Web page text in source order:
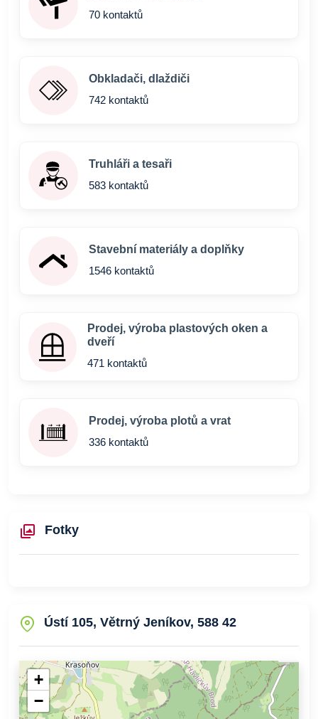
70 kontaktů
Obkladači, dlaždiči
742 kontaktů
Truhláři a tesaři
583 kontaktů
Stavební materiály a doplňky
1546 kontaktů
Prodej, výroba plastových oken a
dveří
471 kontaktů
Prodej, výroba plotů a vrat
336 kontaktů
Fotky
Ústí 105, Větrný Jeníkov, 588 42
+
−